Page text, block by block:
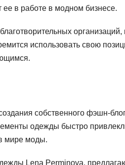
ее в работе в модном бизнесе.
организаций,
использовать свою
собственного фэшн-
одежды быстро
мире моды.
Lena Perminova,